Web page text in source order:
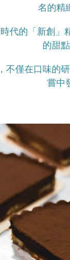
名的精
代的「新創」
的甜
不僅在口味的
嘗中